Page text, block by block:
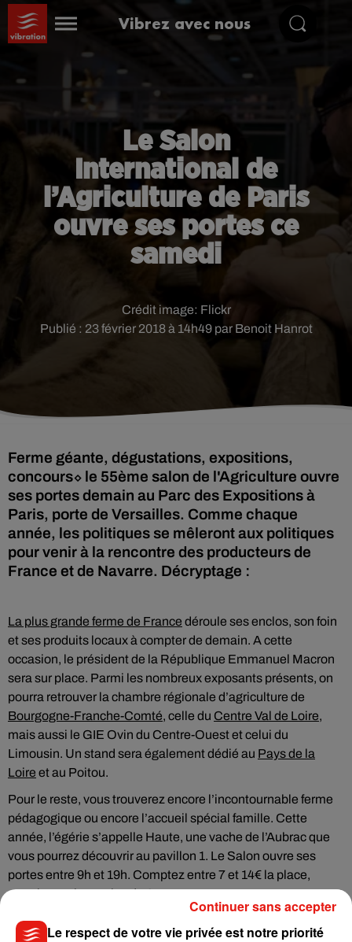
Vibrez avec nous
Le Salon
International de
l’Agriculture de Paris
ouvre ses portes ce
samedi
Publié : 23 février 2018 à 14h49 par Benoit Hanrot
Crédit image: Flickr
Ferme géante, dégustations, expositions,
concours⬦ le 55ème salon de l'Agriculture ouvre
ses portes demain au Parc des Expositions à
Paris, porte de Versailles. Comme chaque
année, les politiques se mêleront aux politiques
pour venir à la rencontre des producteurs de
France et de Navarre. Décryptage :
La plus grande ferme de France déroule ses enclos, son foin
et ses produits locaux à compter de demain. A cette
occasion, le président de la République Emmanuel Macron
sera sur place. Parmi les nombreux exposants présents, on
pourra retrouver la chambre régionale d’agriculture de
Bourgogne-Franche-Comté, celle du Centre Val de Loire,
mais aussi le GIE Ovin du Centre-Ouest et celui du
Limousin. Un stand sera également dédié au Pays de la
Loire et au Poitou.
Pour le reste, vous trouverez encore l’incontournable ferme
pédagogique ou encore l’accueil spécial famille. Cette
année, l’égérie s’appelle Haute, une vache de l’Aubrac que
vous pourrez découvrir au pavillon 1. Le Salon ouvre ses
portes entre 9h et 19h. Comptez entre 7 et 14€ la place,
gratuit pour les moins de 6 ans.
Le respect de votre vie privée est notre priorité
Continuer sans accepter